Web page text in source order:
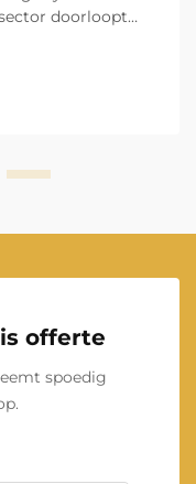
doorloopt
verandert. Deze
offerte
spoedig